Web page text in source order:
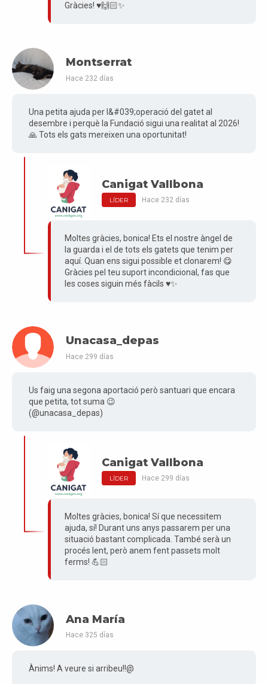
Gràcies! ♥️🙌🏻✨
Montserrat
Hace 232 días
Una petita ajuda per l&#039;operació del gatet al
desembre i perquè la Fundació sigui una realitat al 2026!
🙏 Tots els gats mereixen una oportunitat!
Canigat Vallbona
LÍDER Hace 232 días
Moltes gràcies, bonica! Ets el nostre àngel de
la guarda i el de tots els gatets que tenim per
aquí. Quan ens sigui possible et clonarem! 😋
Gràcies pel teu suport incondicional, fas que
les coses siguin més fàcils ♥️✨
Unacasa_depas
Hace 299 días
Us faig una segona aportació però santuari que encara
que petita, tot suma 😉
(@unacasa_depas)
Canigat Vallbona
LÍDER Hace 299 días
Moltes gràcies, bonica! Sí que necessitem
ajuda, sí! Durant uns anys passarem per una
situació bastant complicada. També serà un
procés lent, però anem fent passets molt
ferms! 💪🏻
Ana María
Hace 325 días
Ànims! A veure si arribeu!!@